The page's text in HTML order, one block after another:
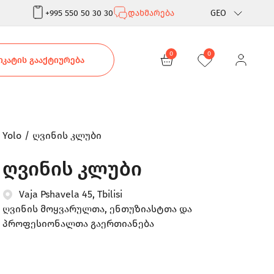
+995 550 50 30 30 დახმარება GEO
Rus
ᲒᲐᲐᲥᲢᲘᲣᲠᲔᲑᲐ
0 0
Yolo ღვინის კლუბი
ღვინის კლუბი
Vaja Pshavela 45, Tbilisi
ღვინის მოყვარულთა, ენთუზიასტთა და
პროფესიონალთა გაერთიანება